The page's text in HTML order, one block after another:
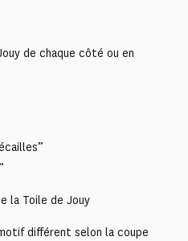
de chaque côté ou en
la Toile de Jouy
différent selon la coupe